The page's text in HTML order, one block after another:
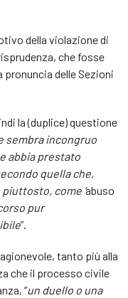
della violazione di
che fosse
delle Sezioni
la (duplice) questione
sembra incongruo
abbia prestato
quella che,
come ‘ abuso
pur
”.
tanto più alla
che il processo civile
“un duello o una